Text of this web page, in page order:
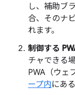
し、補助ブ
合、そのナ
れます。
制御する
チャできる
PWA（ウェ
ープ内にあ